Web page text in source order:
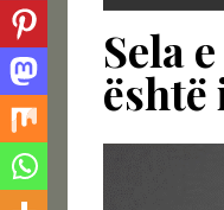
Sela
është